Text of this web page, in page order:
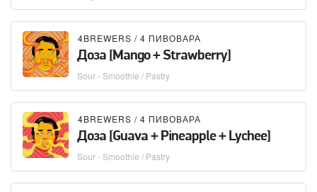
4BREWERS / 4 ПИВОВАРА
Доза [Mango + Strawberry]
Sour - Smoothie / Pastry
4BREWERS / 4 ПИВОВАРА
Доза [Guava + Pineapple + Lychee]
Sour - Smoothie / Pastry